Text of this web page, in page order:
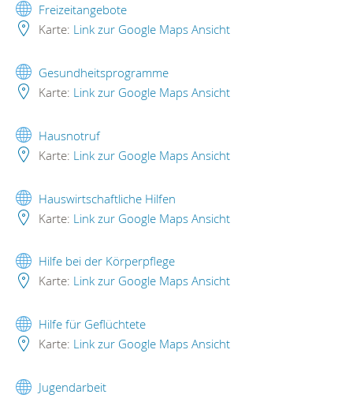
Freizeitangebote
Karte: Link zur Google Maps Ansicht
Gesundheitsprogramme
Karte: Link zur Google Maps Ansicht
Hausnotruf
Karte: Link zur Google Maps Ansicht
Hauswirtschaftliche Hilfen
Karte: Link zur Google Maps Ansicht
Hilfe bei der Körperpflege
Karte: Link zur Google Maps Ansicht
Hilfe für Geflüchtete
Karte: Link zur Google Maps Ansicht
Jugendarbeit